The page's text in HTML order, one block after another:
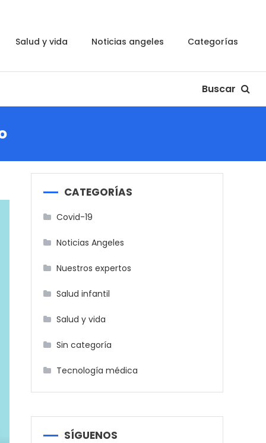
salud y vida noticias angeles categorías
Buscar
CATEGORÍAS
Covid-19
Noticias Angeles
Nuestros expertos
Salud infantil
Salud y vida
Sin categoría
Tecnología médica
SÍGUENOS